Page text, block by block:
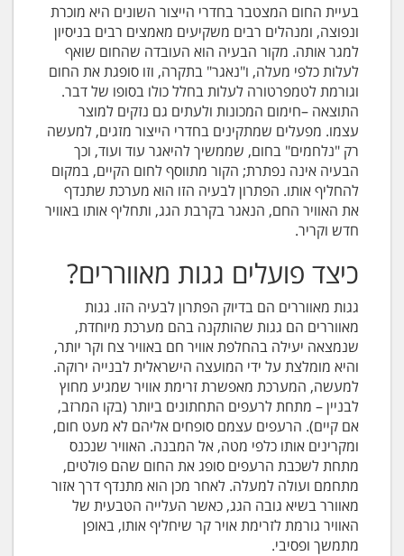
בעיית החום המצטבר בחדרי הייצור השונים היא מוכרת
ונפוצה, ומנהלים רבים משקיעים מאמצים רבים בניסיון
למגר אותה. מקור הבעיה הוא העובדה שהחום שואף
לעלות כלפי מעלה, ו"נאגר" בתקרה, וזו סופגת את החום
וגורמת לטמפרטורה לעלות בחלל כולו בסופו של דבר.
התוצאה –חימום המכונות ולעתים גם נזקים למוצר
עצמו. מפעלים שמתקינים בחדרי הייצור מזגים, למעשה
רק "נלחמים" בחום, שממשיך להיאגר עוד ועוד, וכך
הבעיה אינה נפתרת; הקור מתווסף לחום הקיים, במקום
להחליף אותו. הפתרון לבעיה הזו הוא מערכת שתנדף
את האוויר החם, הנאגר בקרבת הגג, ותחליף אותו באוויר
חדש וקריר.
כיצד פועלים גגות מאווררים?
גגות מאווררים הם בדיוק הפתרון לבעיה הזו. גגות
מאווררים הם גגות שהותקנה בהם מערכת מיוחדת,
שנמצאה יעילה בהחלפת אוויר חם באוויר צח וקר יותר,
והיא מומלצת על ידי המועצה הישראלית לבנייה ירוקה.
למעשה, המערכת מאפשרת זרימת אוויר שמגיע מחוץ
לבניין – מתחת לרעפים התחתונים ביותר (בקו המרזב,
אם קיים). הרעפים עצמם סופחים אליהם לא מעט חום,
ומקרינים אותו כלפי מטה, אל המבנה. האוויר שנכנס
מתחת לשכבת הרעפים סופג את החום שהם פולטים,
מתחמם ועולה למעלה. לאחר מכן הוא מתנדף דרך אזור
מאוורר בשיא גובה הגג, כאשר העלייה הטבעית של
האוויר גורמת לזרימת אויר קר שיחליף אותו, באופן
מתמשך ופסיבי.